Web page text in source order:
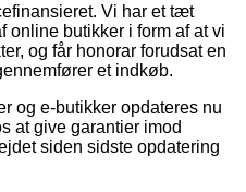
Vi har et tæt
online butikker i form af at vi
og får honorar forudsat en
et indkøb.
og e-butikker opdateres nu
at give garantier imod
siden sidste opdatering